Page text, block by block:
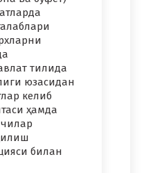
тилида
юзасидан
келиб
ҳамда
билан